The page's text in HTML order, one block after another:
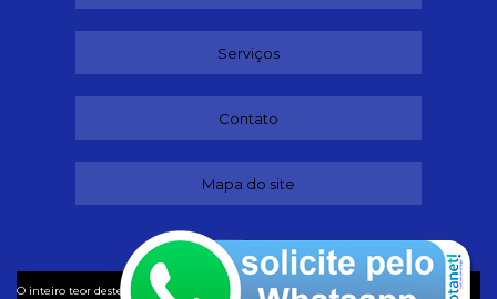
Serviços
Contato
Mapa do site
O inteiro teor deste site está sujeito à proteção de direitos autorais. Copyright